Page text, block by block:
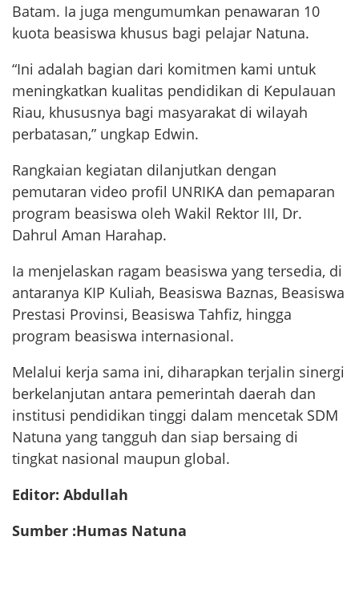
Batam. Ia juga mengumumkan penawaran 10
kuota beasiswa khusus bagi pelajar Natuna.
“Ini adalah bagian dari komitmen kami untuk
meningkatkan kualitas pendidikan di Kepulauan
Riau, khususnya bagi masyarakat di wilayah
perbatasan,” ungkap Edwin.
Rangkaian kegiatan dilanjutkan dengan
pemutaran video profil UNRIKA dan pemaparan
program beasiswa oleh Wakil Rektor III, Dr.
Dahrul Aman Harahap.
Ia menjelaskan ragam beasiswa yang tersedia, di
antaranya KIP Kuliah, Beasiswa Baznas, Beasiswa
Prestasi Provinsi, Beasiswa Tahfiz, hingga
program beasiswa internasional.
Melalui kerja sama ini, diharapkan terjalin sinergi
berkelanjutan antara pemerintah daerah dan
institusi pendidikan tinggi dalam mencetak SDM
Natuna yang tangguh dan siap bersaing di
tingkat nasional maupun global.
Editor: Abdullah
Sumber :Humas Natuna